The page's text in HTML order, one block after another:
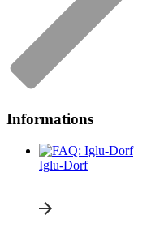
Informations
Iglu-Dorf